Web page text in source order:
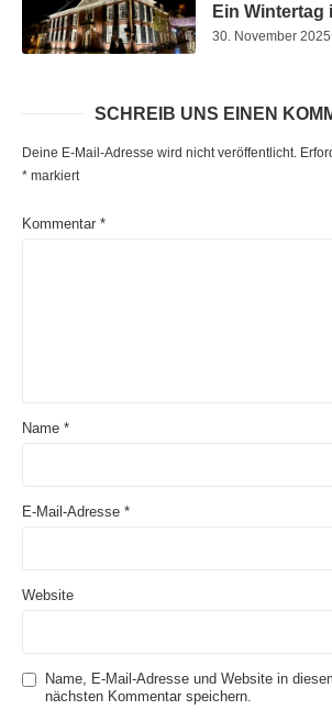
Ein Wintertag
30. November 2025
SCHREIB UNS EINEN
Deine E-Mail-Adresse wird nicht veröffentlicht.
* markiert
Kommentar *
Name *
E-Mail-Adresse *
Website
Name, E-Mail-Adresse und Website in
nächsten Kommentar speichern.